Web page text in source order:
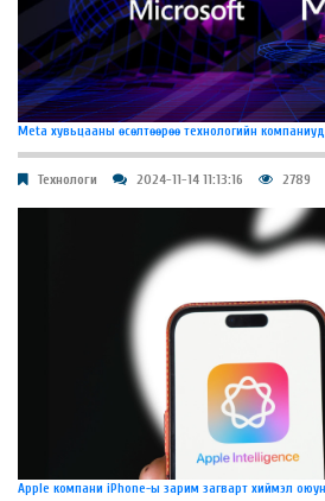
Meta хувьцааны өсөлтөөрөө технологийн
Технологи 2024-11-14 11:13:16 2789
Apple компани iPhone-ы зарим загварт хиймэл оюуны